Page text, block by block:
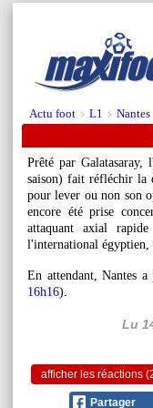
Actu foot > L1 > Nantes
Prêté par
saison) fait réfléchir la
pour lever ou non son
encore été prise
attaquant axial
l'international égyptien,
En attendant, Nantes
16h16).
Lu
afficher les réactions
Partager